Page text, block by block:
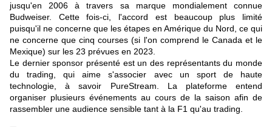
jusqu'en 2006 à travers sa marque mondialement connue
Budweiser. Cette fois-ci, l'accord est beaucoup plus limité
puisqu'il ne concerne que les étapes en Amérique du Nord, ce qui
ne concerne que cinq courses (si l'on comprend le Canada et le
Mexique) sur les 23 prévues en 2023.
Le dernier sponsor présenté est un des représentants du monde
du trading, qui aime s'associer avec un sport de haute
technologie, à savoir PureStream. La plateforme entend
organiser plusieurs événements au cours de la saison afin de
rassembler une audience sensible tant à la F1 qu'au trading.